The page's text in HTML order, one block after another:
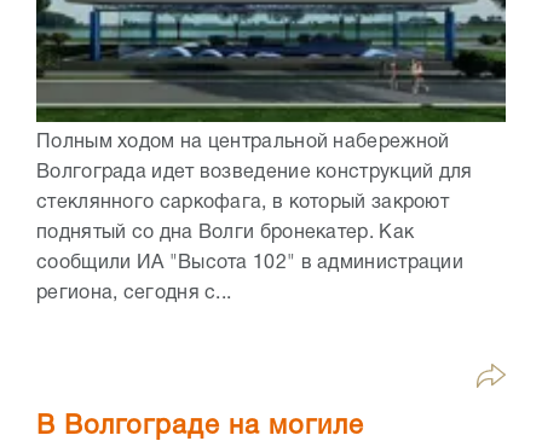
Полным ходом на центральной набережной
Волгограда идет возведение конструкций для
стеклянного саркофага, в который закроют
поднятый со дна Волги бронекатер. Как
сообщили ИА "Высота 102" в администрации
региона, сегодня с...
В Волгограде на могиле